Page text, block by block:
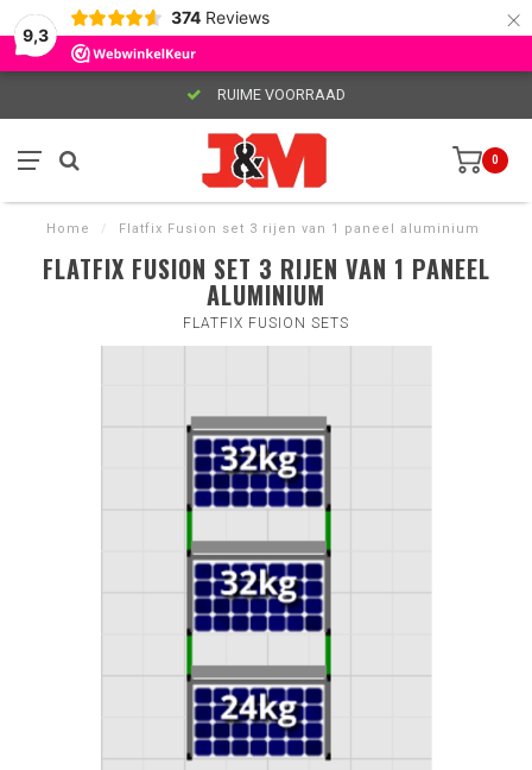
9,3
374 Reviews ×
RUIME VOORRAAD
0
Home / Flatfix Fusion set 3 rijen van 1 paneel aluminium
FLATFIX FUSION SET 3 RIJEN VAN 1 PANEEL
ALUMINIUM
FLATFIX FUSION SETS